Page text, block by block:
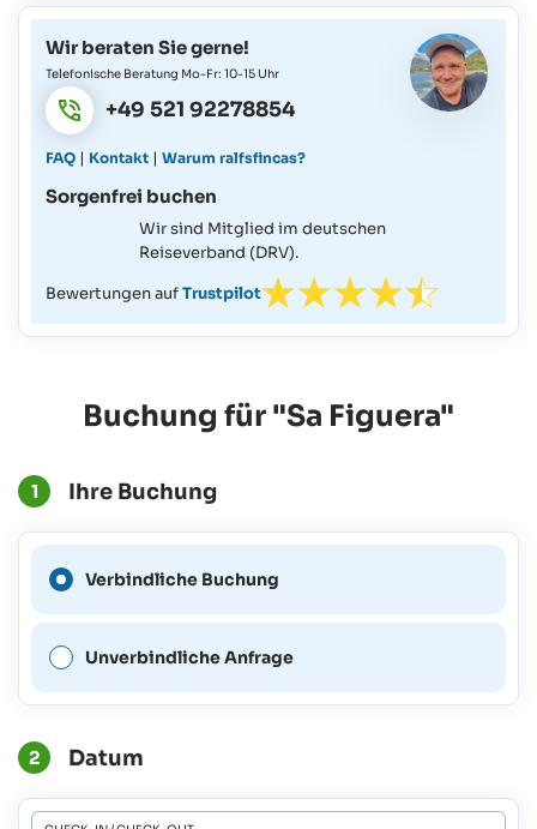
Wir beraten Sie gerne!
Telefonische Beratung Mo-Fr: 10-15 Uhr
+49 521 92278854
FAQ | Kontakt | Warum ralfsfincas?
Sorgenfrei buchen
Wir sind Mitglied im deutschen
Reiseverband (DRV).
Bewertungen aufTrustpilot
Buchung für "Sa Figuera"
1 Ihre Buchung
Verbindliche Buchungist für diesen Zeitraum nicht
Unverbindliche Anfrage
2 Datum